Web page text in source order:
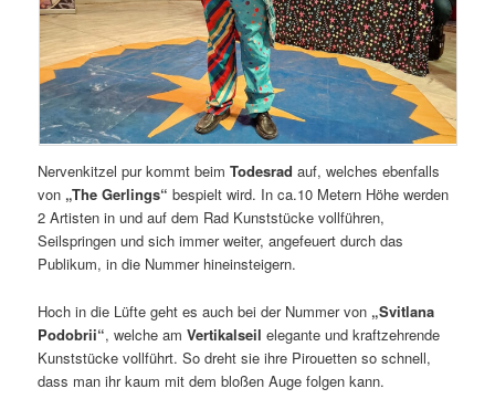
Nervenkitzel pur kommt beimTodesradauf, welches ebenfalls
von „The Gerlings“ bespielt wird. In ca.10 Metern Höhe werden
2 Artisten in und auf dem Rad Kunststücke vollführen,
Seilspringen und sich immer weiter, angefeuert durch das
Publikum, in die Nummer hineinsteigern.
Hoch in die Lüfte geht es auch bei der Nummer von „Svitlana
Podobrii“, welche amVertikalseilelegante und kraftzehrende
Kunststücke vollführt. So dreht sie ihre Pirouetten so schnell,
dass man ihr kaum mit dem bloßen Auge folgen kann.